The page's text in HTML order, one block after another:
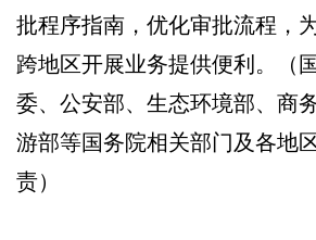
批程序指南，优化审批流程，
跨地区开展业务提供便利。（
委、公安部、生态环境部、商
游部等国务院相关部门及各地
责）